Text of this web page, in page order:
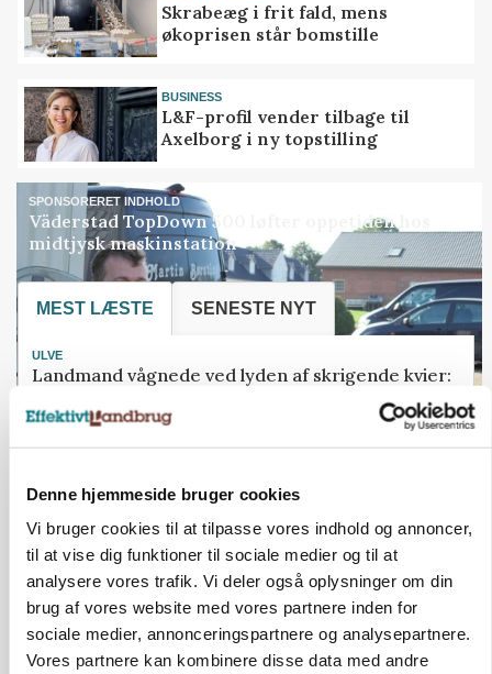
Denne hjemmeside bruger cookies
Vi bruger cookies til at tilpasse vores indhold og annoncer,
til at vise dig funktioner til sociale medier og til at
analysere vores trafik. Vi deler også oplysninger om din
brug af vores website med vores partnere inden for
sociale medier, annonceringspartnere og analysepartnere.
Vores partnere kan kombinere disse data med andre
Skrabeæg i frit fald, mens
økoprisen står bomstille
BUSINESS
L&F-profil vender tilbage til
Axelborg i ny topstilling
SPONSORERET INDHOLD
Väderstad TopDown 500 løfter oppetiden hos
midtjysk maskinstation
MEST LÆSTE SENESTE NYT
ULVE
Landmand vågnede ved lyden af skrigende kvier:
hektar stor sø
EJENDOMME
Træt af hetz mod griseproducenter: Nu sætter
Søren sin gård til salg for 78 millioner
Lille hund blev dræbt af ulv i Vestjylland